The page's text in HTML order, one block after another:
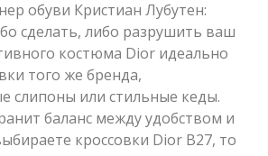
обуви Кристиан Лубутен:
сделать, либо разрушить ваш
костюма Dior идеально
того же бренда,
слипоны или стильные кеды.
баланс между удобством и
кроссовки Dior B27, то